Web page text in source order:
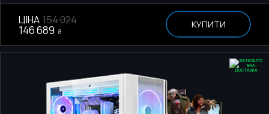
ЦІНА 154 024
146 689 ₴
КУПИТИ